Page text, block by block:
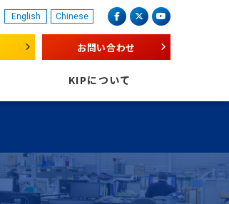
English Chinese facebookX（旧 twitter）
youtube
お問い合わせ
KIPについて